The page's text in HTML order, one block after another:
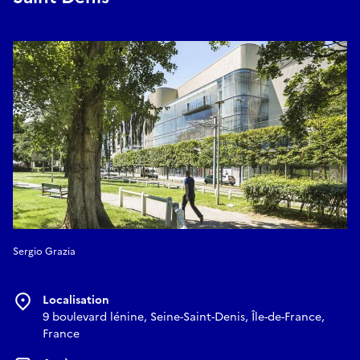
- son vocabulaire quasi militaire, ses techniques occidentales
imposées - a nourri un désir d’émancipation, à la source de
leurs parcours esthétiques. Lesquels se caractérisent par un
langage chorégraphique original, incorporant de façon
intime l’héritage émotionnel et gestuel transmis par leurs
mères et grand-mères. Leur performance, dont elles sont les
interprètes, questionne ainsi la façon dont dans chaque
corps, les diverses expériences traversées entrent en
collision les unes avec les autres. Creusant, tel un processus
archéologique, dans ces empreintes sensibles, la pièce
transforme en une matière vivante, ancrée dans le présent.
leurs chemins d’émancipation et de réconciliation, avec
elles-mêmes comme avec leur histoire.
Sergio Grazia
Localisation
9 boulevard lénine, Seine-Saint-Denis, Île-de-France,
France